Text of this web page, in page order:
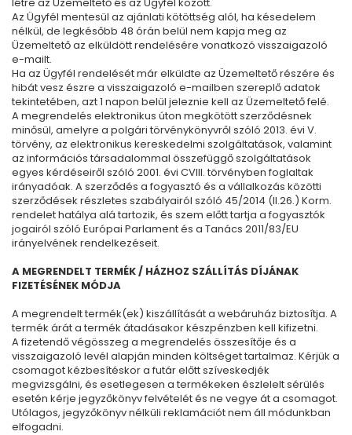
Az Ügyfél mentesül az ajánlati kötöttség alól, ha késedelem
nélkül, de legkésőbb 48 órán belül nem kapja meg az
Üzemeltető az elküldött rendelésére vonatkozó visszaigazoló
e-mailt.
Ha az Ügyfél rendelését már elküldte az Üzemeltető részére és
hibát vesz észre a visszaigazoló e-mailben szereplő adatok
tekintetében, azt 1 napon belül jeleznie kell az Üzemeltető felé.
A megrendelés elektronikus úton megkötött szerződésnek
minősül, amelyre a polgári törvénykönyvről szóló 2013. évi V.
törvény, az elektronikus kereskedelmi szolgáltatások, valamint
az információs társadalommal összefüggő szolgáltatások
egyes kérdéseiről szóló 2001. évi CVIII. törvényben foglaltak
irányadóak. A szerződés a fogyasztó és a vállalkozás közötti
szerződések részletes szabályairól szóló 45/2014 (II.26.) Korm.
rendelet hatálya alá tartozik, és szem előtt tartja a fogyasztók
jogairól szóló Európai Parlament és a Tanács 2011/83/EU
irányelvének rendelkezéseit.
A MEGRENDELT TERMÉK / HÁZHOZ SZÁLLÍTÁS DÍJÁNAK
FIZETÉSÉNEK MÓDJA
A megrendelt termék(ek) kiszállítását a webáruház biztosítja. A
termék árát a termék átadásakor készpénzben kell kifizetni.
A fizetendő végösszeg a megrendelés összesítője és a
visszaigazoló levél alapján minden költséget tartalmaz. Kérjük a
csomagot kézbesítéskor a futár előtt szíveskedjék
megvizsgálni, és esetlegesen a termékeken észlelelt sérülés
esetén kérje jegyzőkönyv felvételét és ne vegye át a csomagot.
Utólagos, jegyzőkönyv nélküli reklamációt nem áll módunkban
elfogadni.